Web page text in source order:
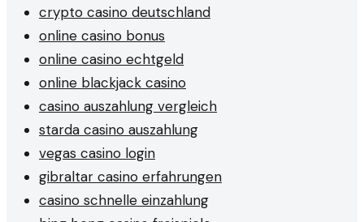
crypto casino deutschland
online casino bonus
online casino echtgeld
online blackjack casino
casino auszahlung vergleich
starda casino auszahlung
vegas casino login
gibraltar casino erfahrungen
casino schnelle einzahlung